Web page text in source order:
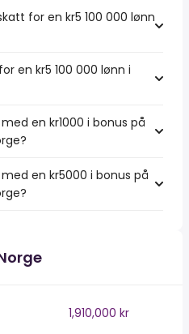
for en kr5 100 000 lønn
en kr5 100 000 lønn i
en kr1000 i bonus på
en kr5000 i bonus på
1,910,000 kr